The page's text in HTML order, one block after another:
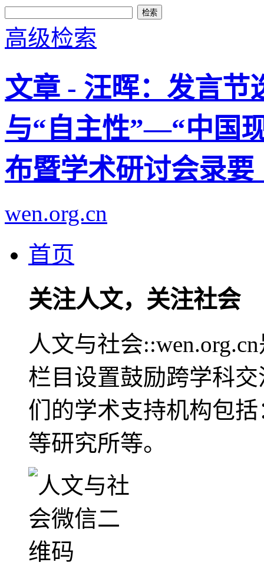
高级检索
文章 - 汪晖：发言节
与“自主性”—“中国
布暨学术研讨会录要
wen.org.cn
首页
关注人文，关注社会
人文与社会
栏目设置鼓励跨学科
们的学术支持机构包
等研究所等。